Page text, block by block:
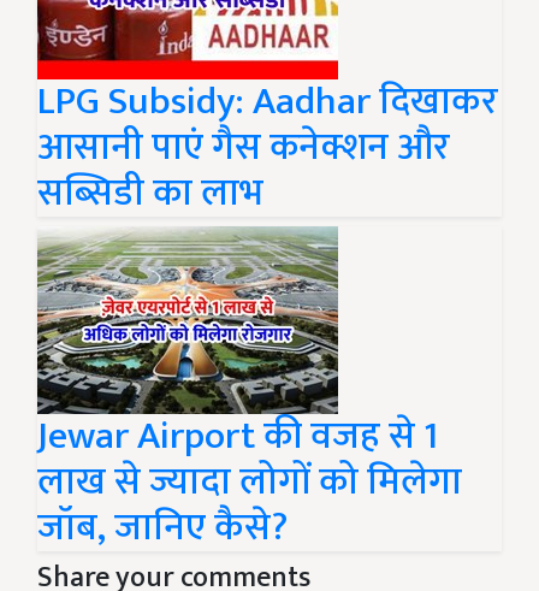
LPG Subsidy: Aadhar दिखाकर
आसानी पाएं गैस कनेक्शन और
सब्सिडी का लाभ
Jewar Airport की वजह से 1
लाख से ज्यादा लोगों को मिलेगा
जॉब, जानिए कैसे?
Share your comments